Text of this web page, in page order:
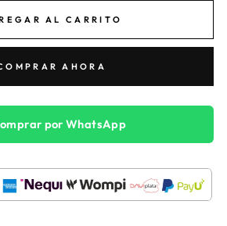
AL CARRITO
AHORA
por WhatsApp